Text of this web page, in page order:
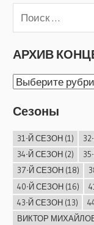
АРХИВ
АРХИВ
Сезоны
31-Й СЕЗОН(1)
34-Й СЕЗОН(2)
37-Й СЕЗОН(18)
40-Й СЕЗОН(16)
43-Й СЕЗОН(13)
ВИКТОР